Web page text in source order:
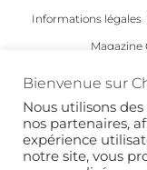
Informations légales
Magazine
Les occasions pour
Copyright 2022 ©
Bienvenue sur
Nous utilisons
nos partenaires,
expérience
notre site, vous